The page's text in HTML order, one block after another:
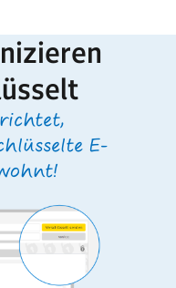
E-